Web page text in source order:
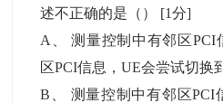
述不正确的是（） [1分]
A
、测量控制中有邻区PCI
区PCI信息，UE会尝试切换
B
测量控制中有邻区PCI